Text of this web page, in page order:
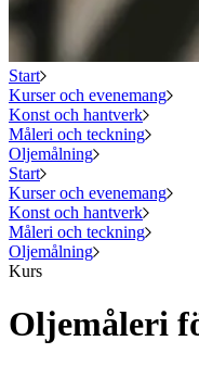
Start
Kurser och evenemang
Konst och hantverk
Måleri och teckning
Oljemålning
Start
Kurser och evenemang
Konst och hantverk
Måleri och teckning
Oljemålning
Kurs
Oljemåleri